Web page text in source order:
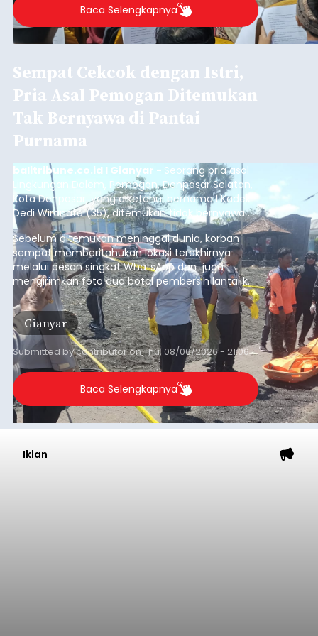
Baca Selengkapnya
Sempat Cekcok dengan Istri,
Pria Asal Pemogan Ditemukan
Tak Bernyawa di Pantai
Purnama
balitribune.co.id I Gianyar - Seorang pria asal
Lingkungan Dalem, Pemogan, Denpasar Selatan,
Kota Denpasar, yang diketahui bernama I Kadek
Dedi Wiranata (35), ditemukan tidak bernyawa di
pesisir Pantai Purnama, Sukawati.
Sebelum ditemukan meninggal dunia, korban
sempat memberitahukan lokasi terakhirnya
melalui pesan singkat WhatsApp dan juga
mengirimkan foto dua botol pembersih lantai ke
istrinya.
Gianyar
Submitted bycontributoronThu, 08/06/2026 - 21:06
Baca Selengkapnya
Iklan